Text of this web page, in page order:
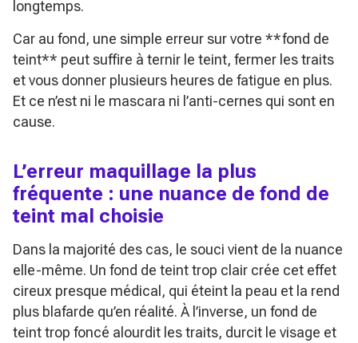
longtemps.
Car au fond, une simple erreur sur votre **fond de
teint** peut suffire à ternir le teint, fermer les traits
et vous donner plusieurs heures de fatigue en plus.
Et ce n’est ni le mascara ni l’anti-cernes qui sont en
cause.
L’erreur maquillage la plus
fréquente : une nuance de fond de
teint mal choisie
Dans la majorité des cas, le souci vient de la nuance
elle-même. Un fond de teint trop clair crée cet effet
cireux presque médical, qui éteint la peau et la rend
plus blafarde qu’en réalité. À l’inverse, un fond de
teint trop foncé alourdit les traits, durcit le visage et